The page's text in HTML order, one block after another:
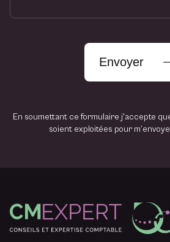
Envoyer
En soumettant ce formulaire j'accepte
soient exploitées pour